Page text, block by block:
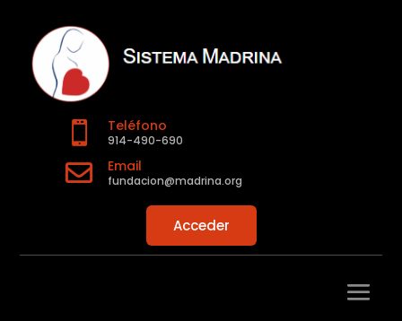
 Teléfono
914-490-690
 Email
fundacion@madrina.org
Acceder